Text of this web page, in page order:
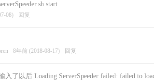
start
08) 回复
8年前 (2018-08-17) 回复
入了以后 Loading ServerSpeeder failed: failed to